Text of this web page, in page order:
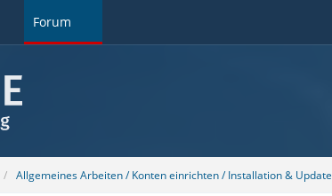
Forum
Allgemeines Arbeiten / Konten einrichten / Installation & Update